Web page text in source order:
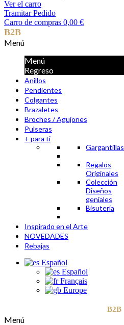
Ver el carro
Tramitar Pedido
Carro de compras 0,00 €
B2B
Menú
Menú
Regreso
Anillos
Pendientes
Colgantes
Brazaletes
Broches / Agujones
Pulseras
+ para ti
Gargantillas
Regalos
Originales
Colección
Diseños
geniales
Bisutería
Inspirado en el Arte
NOVEDADES
Rebajas
Español
Español
Français
Europe
B2B
Menú